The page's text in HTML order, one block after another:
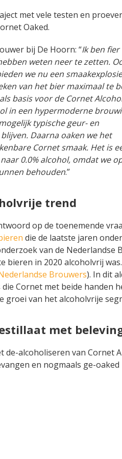
met vele testen en
Oaked.
bij De Hoorn: “Ik ben fier
weten neer te zetten.
we nu een
van het bier maximaal te
basis voor de Cornet
in een hypermoderne
typische geur- en
Daarna oaken we het
Cornet smaak. Het is
0.0% alcohol, omdat we
behouden.”
trend
op de toenemende
die de laatste jaren
van de Nederlandse
bieren in 2020 alcoholvrij
Brouwers). In dit
Cornet met beide handen
groei van het alcoholvrije
met
de-alcoholiseren van Cornet
en nogmaals ge-